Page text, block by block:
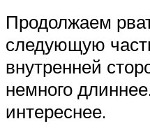
Продолжаем
следующую
внутренней
немного
интереснее.